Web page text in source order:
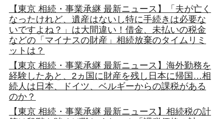
【東京 相続・事業承継 最新ニュース】「夫が亡く
なったけれど、遺産はないし特に手続きは必要な
いですよね？」は大間違い！借金、未払いの税金
などの「マイナスの財産」相続放棄のタイムリミ
ットは？
【東京 相続・事業承継 最新ニュース】海外勤務を
経験したあと、2ヵ国に財産を残し日本に帰国…相
続人は日本、ドイツ、ベルギーからの課税がある
のか？
【東京 相続・事業承継 最新ニュース】相続税の計